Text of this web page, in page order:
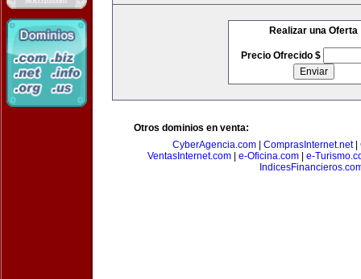
Realizar una Oferta
Precio Ofrecido $
Otros dominios en venta:
CyberAgencia.com| ComprasInternet.net|
VentasInternet.com
e-Oficina.com
e-